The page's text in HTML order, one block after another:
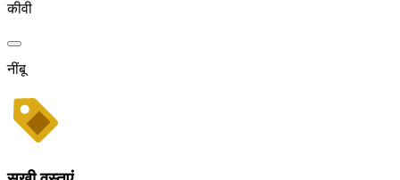
कीवी
नींबू